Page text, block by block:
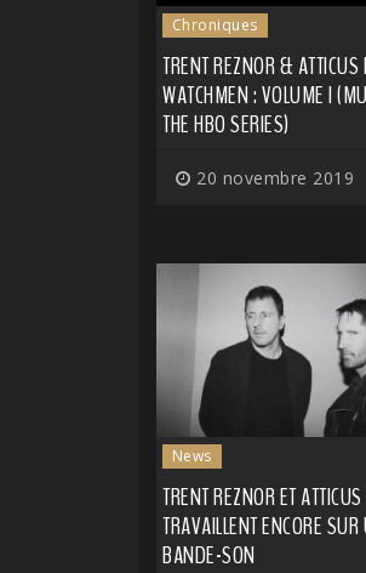
Chroniques
TRENT REZNOR &
WATCHMEN : VOLUME I
THE HBO SERIES)
20 novembre 2019
News
TRENT REZNOR ET
TRAVAILLENT ENCORE SUR
BANDE-SON